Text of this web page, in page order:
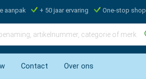
aanpak + 50 jaar ervaring One-stop shop
Contact Over ons